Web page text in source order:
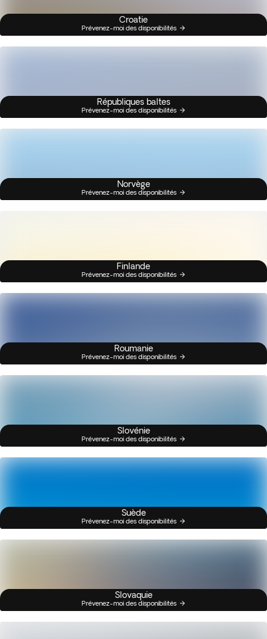
Croatie
Prévenez-moi des disponibilités
Républiques baltes
Prévenez-moi des disponibilités
Norvège
Prévenez-moi des disponibilités
Finlande
Prévenez-moi des disponibilités
Roumanie
Prévenez-moi des disponibilités
Slovénie
Prévenez-moi des disponibilités
Suède
Prévenez-moi des disponibilités
Slovaquie
Prévenez-moi des disponibilités